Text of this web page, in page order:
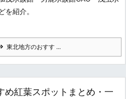
を紹介。
東北地方のおすす ...
め紅葉スポットまとめ・一